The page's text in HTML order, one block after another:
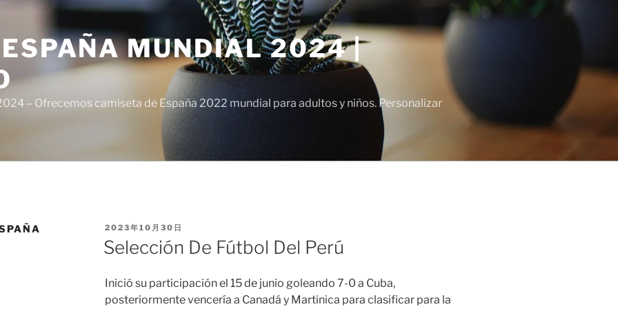
MUNDIAL 2024 |
– Ofrecemos camiseta de España 2022 mundial para adultos y niños. Personalizar
PUBLICADO
EL
2023年10月30日
Selección De Fútbol Del Perú
Inició su participación el 15 de junio goleando 7-0 a Cuba,
posteriormente vencería a Canadá y Martinica para clasificar para la